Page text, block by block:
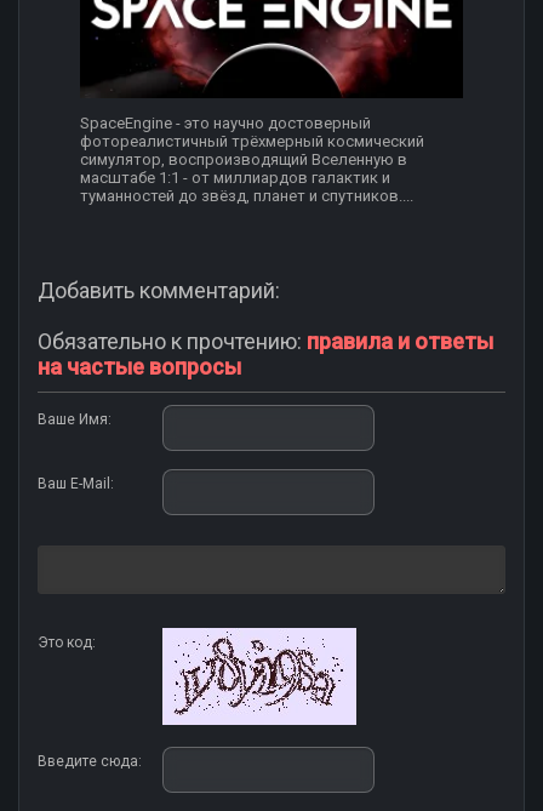
SpaceEngine - это научно достоверный
фотореалистичный трёхмерный космический
симулятор, воспроизводящий Вселенную в
масштабе 1:1 - от миллиардов галактик и
туманностей до звёзд, планет и спутников....
Добавить комментарий:
Обязательно к прочтению: правила и ответы
на частые вопросы
Ваше Имя:
Ваш E-Mail:
Это код:
Введите сюда: